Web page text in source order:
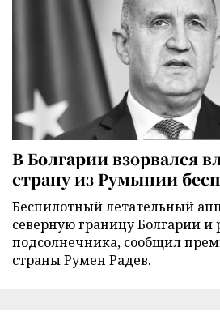
В Болгарии взорвался
страну из Румынии
Беспилотный летательный
северную границу Болгарии и
подсолнечника, сообщил
страны Румен Радев.